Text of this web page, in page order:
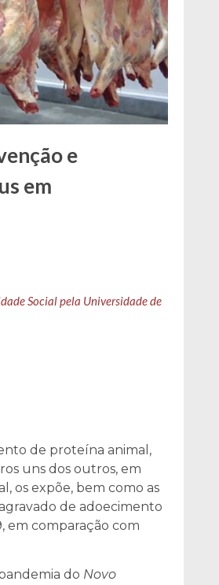
e
em
Social pela Universidade de
de proteína animal,
uns dos outros, em
os expõe, bem como as
de adoecimento
em comparação com
do Novo
fala sobre o painel Democracia
no Estado Social